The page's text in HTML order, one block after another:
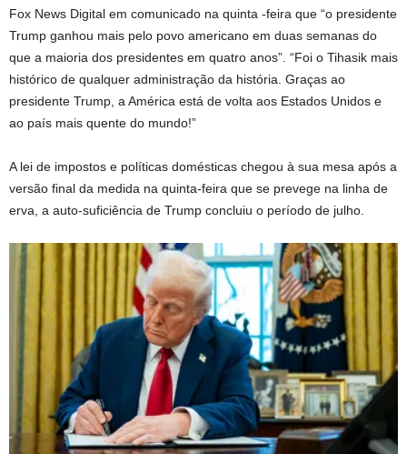
Fox News Digital em comunicado na quinta -feira que “o presidente
Trump ganhou mais pelo povo americano em duas semanas do
que a maioria dos presidentes em quatro anos”. “Foi o Tihasik mais
histórico de qualquer administração da história. Graças ao
presidente Trump, a América está de volta aos Estados Unidos e
ao país mais quente do mundo!”
A lei de impostos e políticas domésticas chegou à sua mesa após a
versão final da medida na quinta-feira que se prevege na linha de
erva, a auto-suficiência de Trump concluiu o período de julho.